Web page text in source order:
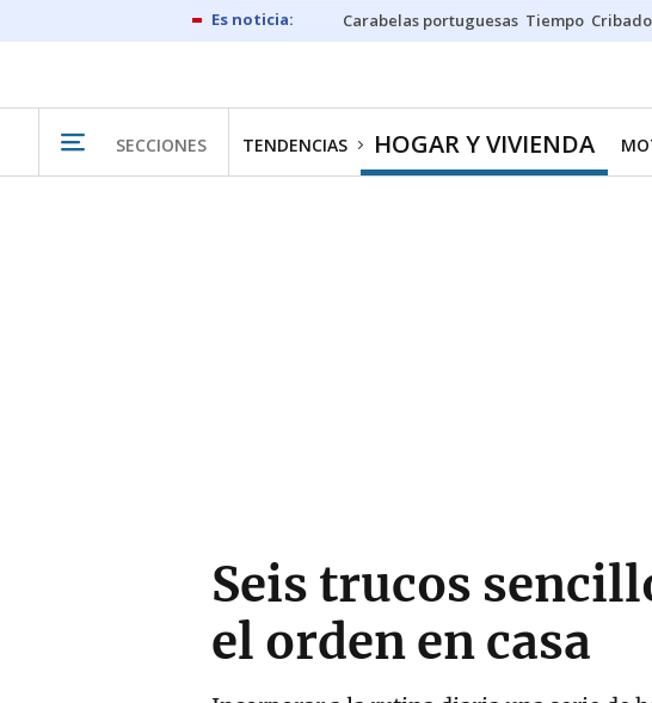
Carabelas portuguesas Tiempo
SECCIONES TENDENCIAS HOGAR Y VIVIENDA
Seis trucos
el orden en casa